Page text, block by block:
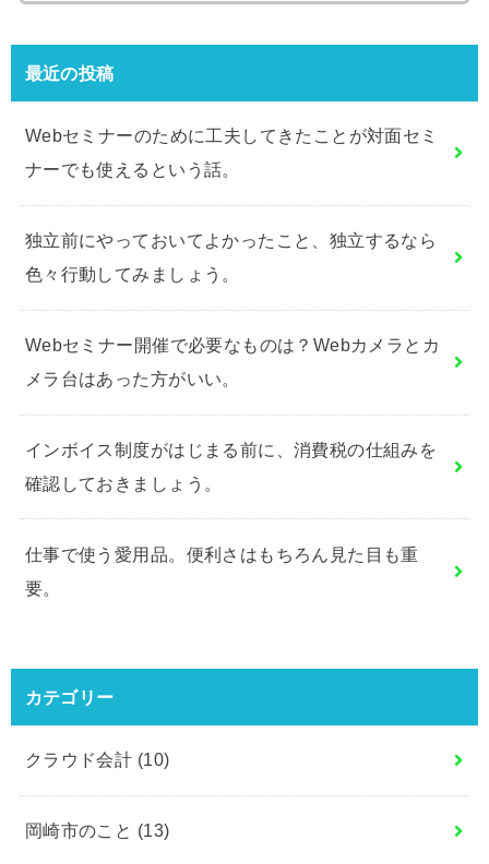
最近の投稿
Webセミナーのために工夫してきたことが対面セミ
ナーでも使えるという話。
独立前にやっておいてよかったこと、独立するなら
色々行動してみましょう。
Webセミナー開催で必要なものは？Webカメラとカ
メラ台はあった方がいい。
インボイス制度がはじまる前に、消費税の仕組みを
確認しておきましょう。
仕事で使う愛用品。便利さはもちろん見た目も重
要。
カテゴリー
クラウド会計 (10)
岡崎市のこと (13)